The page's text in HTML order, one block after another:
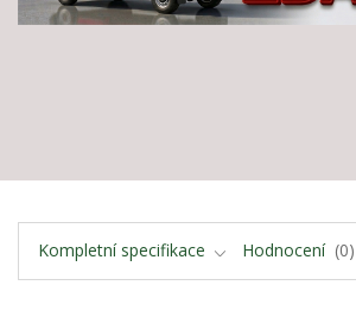
Kompletní specifikace Hodnocení 0